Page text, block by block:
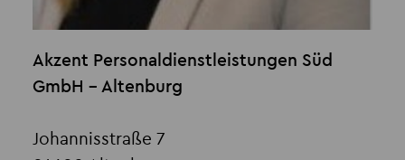
Akzent Personaldienstleistungen Süd
GmbH - Altenburg
Johannisstraße 7